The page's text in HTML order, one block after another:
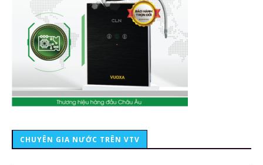
CHUYÊN GIA NƯỚC TRÊN VTV